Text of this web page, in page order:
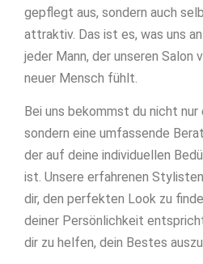
gepflegt aus, sondern auch
attraktiv. Das ist es, was uns
jeder Mann, der unseren Salon
neuer Mensch fühlt.
Bei uns bekommst du nicht
sondern eine umfassende
der auf deine individuellen
ist. Unsere erfahrenen
dir, den perfekten Look zu
deiner Persönlichkeit
dir zu helfen, dein Bestes